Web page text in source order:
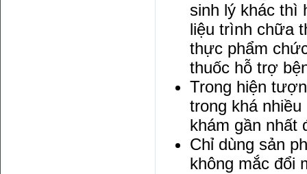
sinh lý khác thì
liệu trình chữa
thực phẩm
thuốc hỗ trợ
Trong hiện
trong khá
khám gần nhất
Chỉ dùng sản
không mắc đổi